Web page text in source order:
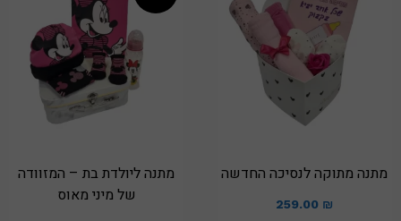
מתנה מתוקה לנסיכה החדשה
259.00 ₪
מתנה ליולדת בת – המזוודה
של מיני מאוס